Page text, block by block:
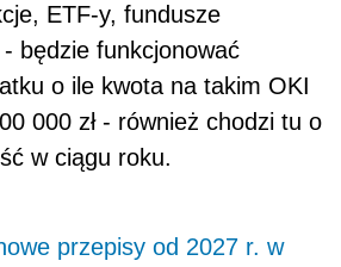
ETF-y, fundusze
będzie funkcjonować
o ile kwota na takim OKI
000 zł - również chodzi tu o
w ciągu roku.
przepisy od 2027 r. w